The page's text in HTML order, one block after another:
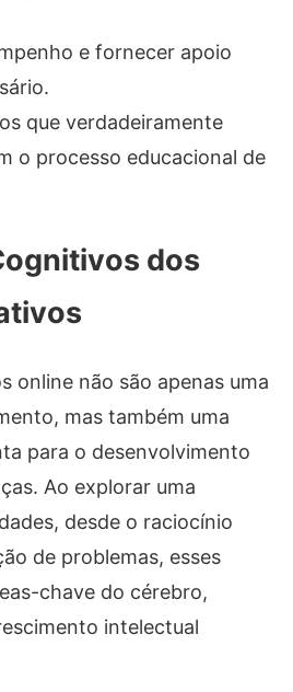
e fornecer apoio
que verdadeiramente
o processo educacional de
dos
online não são apenas uma
mas também uma
para o desenvolvimento
Ao explorar uma
desde o raciocínio
de problemas, esses
chave do cérebro,
intelectual